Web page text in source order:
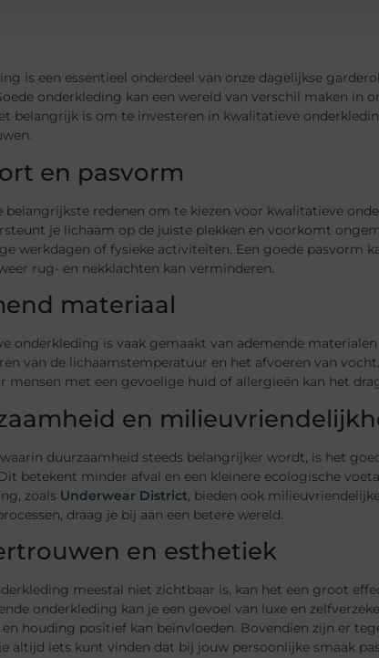
is een essentieel onderdeel van onze dagelijkse
onderkleding kan een wereld van verschil maken in
belangrijk is om te investeren in kwalitatieve
en pasvorm
belangrijkste redenen om te kiezen voor kwalitatieve
je lichaam op de juiste plekken en voorkomt
werkdagen of fysieke activiteiten. Een goede pasvorm
rug- en nekklachten kan verminderen.
materiaal
onderkleding is vaak gemaakt van ademende
van de lichaamstemperatuur en het afvoeren van
mensen met een gevoelige huid of allergieën kan het
en
duurzaamheid steeds belangrijker wordt, is het
betekent minder afval en een kleinere ecologische
zoals Underwear District , bieden ook
draag je bij aan een betere wereld.
en esthetiek
meestal niet zichtbaar is, kan het een groot
onderkleding kan je een gevoel van luxe en
houding positief kan beïnvloeden. Bovendien zijn er
altijd iets kunt vinden dat bij jouw persoonlijke smaak